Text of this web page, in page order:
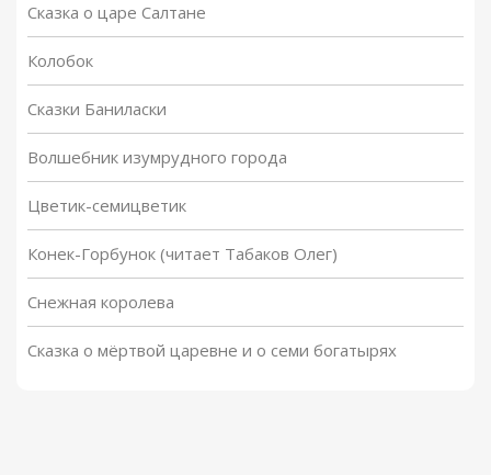
Сказка о царе Салтане
Колобок
Сказки Баниласки
Волшебник изумрудного города
Цветик-семицветик
Конек-Горбунок (читает Табаков Олег)
Снежная королева
Сказка о мёртвой царевне и о семи богатырях